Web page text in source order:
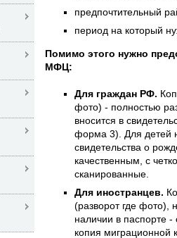
предпочтительный
период на который
Помимо этого нужно
МФЦ:
Для граждан РФ.
фото) - полностью
вносится в
форма 3). Для детей
свидетельства о
качественным, с
сканированные.
Для иностранцев.
(разворот где фото),
наличии в паспорте -
копия миграционной